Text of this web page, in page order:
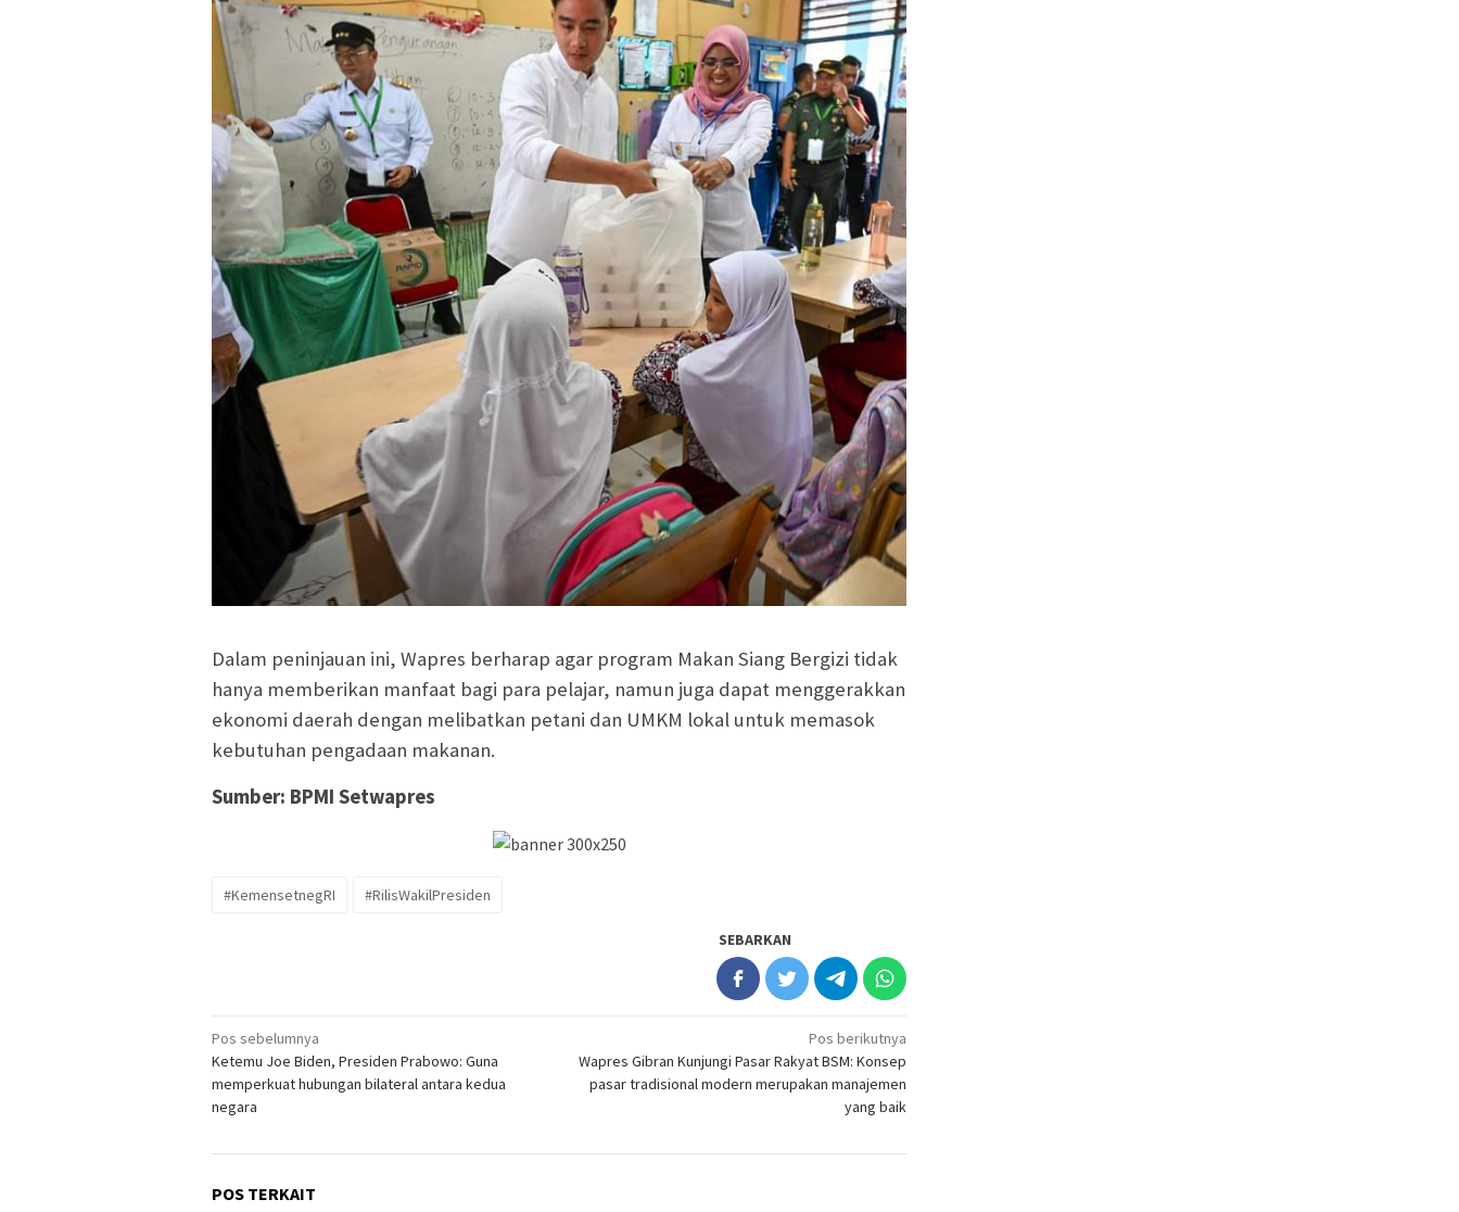
Dalam peninjauan ini, Wapres berharap agar program Makan Siang Bergizi tidak
hanya memberikan manfaat bagi para pelajar, namun juga dapat menggerakkan
ekonomi daerah dengan melibatkan petani dan UMKM lokal untuk memasok
kebutuhan pengadaan makanan.
Sumber: BPMI Setwapres
#KemensetnegRI #RilisWakilPresiden
SEBARKAN
Navigasi
pos
Pos sebelumnya
Ketemu Joe Biden, Presiden Prabowo: Guna
memperkuat hubungan bilateral antara kedua
negara
Pos berikutnya
Wapres Gibran Kunjungi Pasar Rakyat BSM: Konsep
pasar tradisional modern merupakan manajemen
yang baik
POS TERKAIT